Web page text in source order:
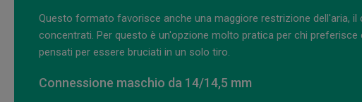
Questo formato favorisce anche una maggiore restrizione dell'aria, il
concentrati. Per questo è un'opzione molto pratica per chi
pensati per essere bruciati in un solo tiro.
Connessione maschio da 14/14,5 mm